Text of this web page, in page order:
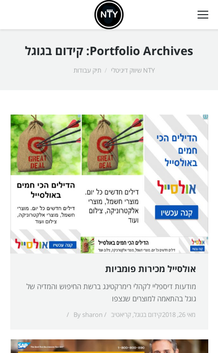
Portfolio Archives: קידום בגוגל
NTY שיווק דיגיטלי תיק עבודות
אולסייל מכירות פומביות
מודעות דיספליי לקהלי רימרקטינג ברשת החיפוש והמדיה של
גוגל בהתאמה למוצרים שנצפו
מאי 26, 2018 קידום בגוגל, קריאטיב By sharon